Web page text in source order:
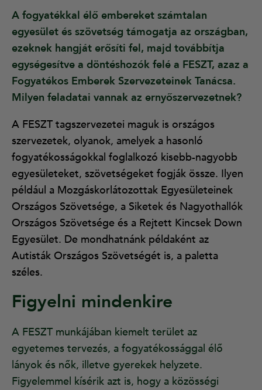
A fogyatékkal élő embereket számtalan
egyesület és szövetség támogatja az országban,
ezeknek hangját erősíti fel, majd továbbítja
egységesítve a döntéshozók felé a FESZT, azaz a
Fogyatékos Emberek Szervezeteinek Tanácsa.
Milyen feladatai vannak az ernyőszervezetnek?
A FESZT tagszervezetei maguk is országos
szervezetek, olyanok, amelyek a hasonló
fogyatékosságokkal foglalkozó kisebb-nagyobb
egyesületeket, szövetségeket fogják össze. Ilyen
például a Mozgáskorlátozottak Egyesületeinek
Országos Szövetsége, a Siketek és Nagyothallók
Országos Szövetsége és a Rejtett Kincsek Down
Egyesület. De mondhatnánk példaként az
Autisták Országos Szövetségét is, a paletta
széles.
Figyelni mindenkire
A FESZT munkájában kiemelt terület az
egyetemes tervezés, a fogyatékossággal élő
lányok és nők, illetve gyerekek helyzete.
Figyelemmel kísérik azt is, hogy a közösségi